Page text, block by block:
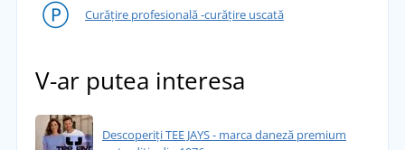
Curățire profesională -curățire uscată
V-ar putea interesa
Descoperiți TEE JAYS - marca daneză premium